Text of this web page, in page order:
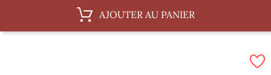
AJOUTER AU PANIER